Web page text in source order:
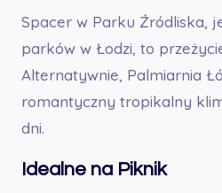
Spacer w Parku Źródliska,
parków w Łodzi, to
Alternatywnie, Palmiarnia
romantyczny tropikalny
dni.
Idealne na Piknik